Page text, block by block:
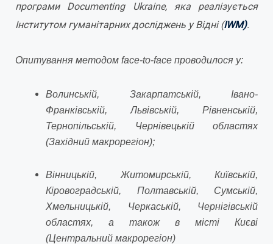
програми Documenting Ukraine, яка реалізується
Інститутом гуманітарних досліджень у Відні (IWM).
Опитування методом face-to-face проводилося у:
Волинській, Закарпатській, Івано-
Франківській, Львівській, Рівненській,
Тернопільській, Чернівецькій областях
(Західний макрорегіон);
Вінницькій, Житомирській, Київській,
Кіровоградській, Полтавській, Сумській,
Хмельницькій, Черкаській, Чернігівській
областях, а також в місті Києві
(Центральний макрорегіон)